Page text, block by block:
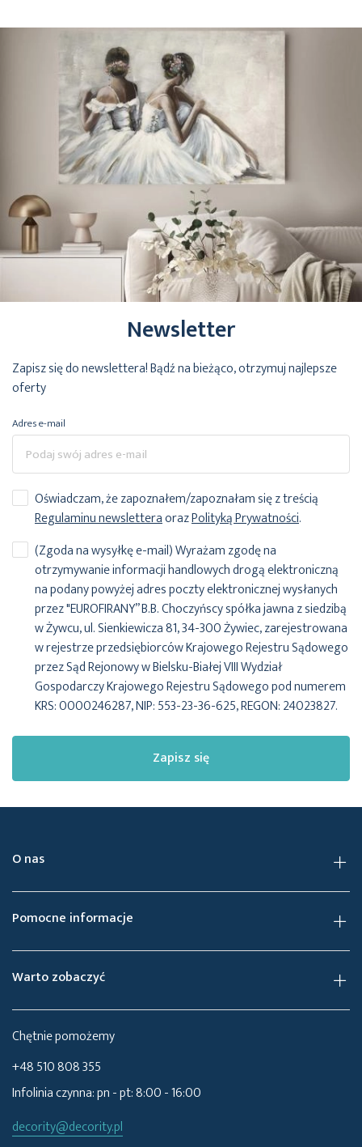
Newsletter
Zapisz się do newslettera! Bądź na bieżąco, otrzymuj najlepsze
oferty
Adres e-mail
Oświadczam, że zapoznałem/zapoznałam się z treścią
Regulaminu newsletteraorazPolityką Prywatności.
Zapisz się
(Zgoda na wysyłkę e-mail) Wyrażam zgodę na
otrzymywanie informacji handlowych drogą elektroniczną
na podany powyżej adres poczty elektronicznej wysłanych
przez "EUROFIRANY” B.B. Choczyńscy spółka jawna z siedzibą
w Żywcu, ul. Sienkiewicza 81, 34-300 Żywiec, zarejestrowana
w rejestrze przedsiębiorców Krajowego Rejestru Sądowego
przez Sąd Rejonowy w Bielsku-Białej VIII Wydział
Gospodarczy Krajowego Rejestru Sądowego pod numerem
KRS: 0000246287, NIP: 553-23-36-625, REGON: 24023827.
O nas
Pomocne informacje
Warto zobaczyć
Chętnie pomożemy
+48 510 808 355
Infolinia czynna: pn - pt: 8:00 - 16:00
decority@decority.pl